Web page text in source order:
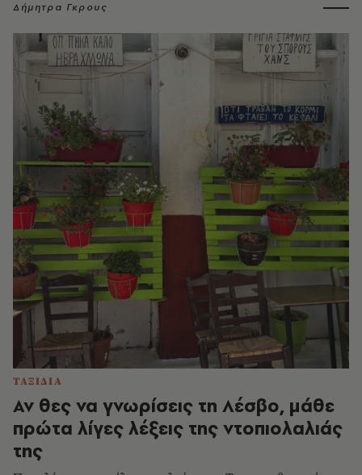
Δήμητρα Γκρους
ΤΑΞΙΔΙΑ
Αν θες να γνωρίσεις τη Λέσβο, μάθε
πρώτα λίγες λέξεις της ντοπιολαλιάς
της